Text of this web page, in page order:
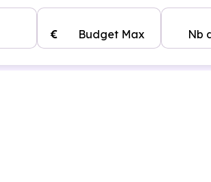
Budget Max
€ Nb